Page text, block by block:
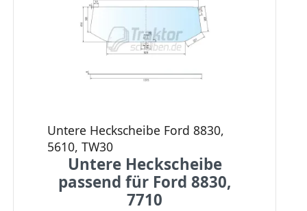
Untere Heckscheibe Ford 8830,
5610, TW30
Untere Heckscheibe
passend für Ford 8830,
7710